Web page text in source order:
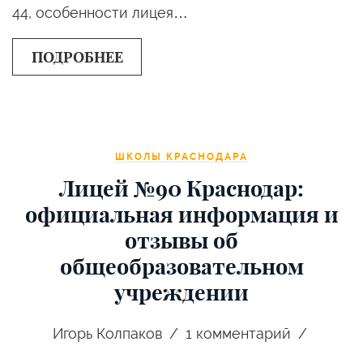
44, особенности лицея…
ПОДРОБНЕЕ
ШКОЛЫ КРАСНОДАРА
Лицей №90 Краснодар:
официальная информация и
отзывы об
общеобразовательном
учреждении
Игорь Колпаков 1 комментарий